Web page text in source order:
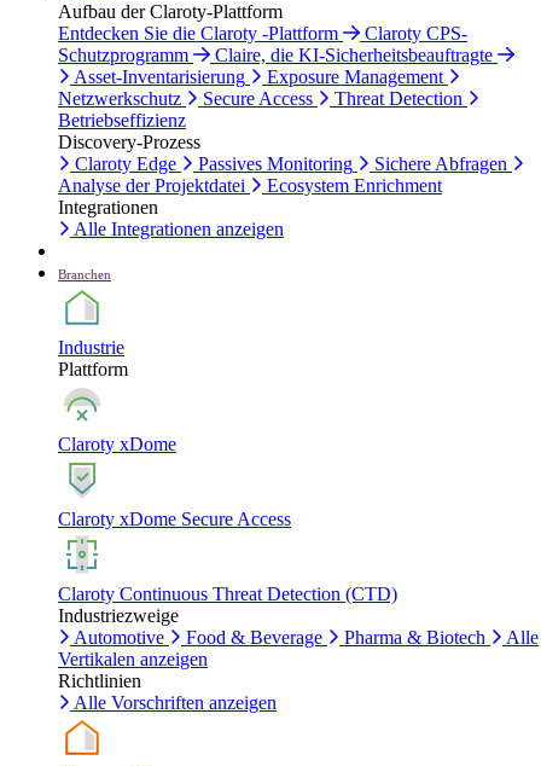
Aufbau der Claroty-Plattform
Entdecken Sie die Claroty -Plattform
Claroty CPS-
Schutzprogramm
Claire, die KI-Sicherheitsbeauftragte
Asset-Inventarisierung
Exposure Management
Netzwerkschutz
Secure Access
Threat Detection
Betriebseffizienz
Discovery-Prozess
Claroty Edge
Passives Monitoring
Sichere Abfragen
Analyse der Projektdatei
Ecosystem Enrichment
Integrationen
Alle Integrationen anzeigen
Branchen
Industrie
Plattform
Claroty xDome
Claroty xDome Secure Access
Claroty Continuous Threat Detection (CTD)
Industriezweige
Automotive
Food & Beverage Pharma & Biotech
Alle
Vertikalen anzeigen
Richtlinien
Alle Vorschriften anzeigen